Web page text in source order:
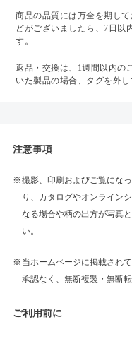
商品の品質には万全を期し
どがございましたら、7日以
す。
返品・交換は、1週間以内の
いた製品の場合、タグを外し
注意事項
撮影、印刷およびご覧にな
り、カタログやオンライン
なる場合や柄の出方が写真
い。
当ホームページに掲載され
承認なく、無断複製・無断
ご利用前に